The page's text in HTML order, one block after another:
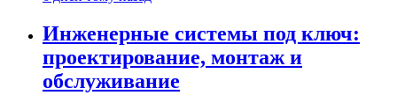
Инженерные системы под ключ:
проектирование, монтаж и
обслуживание